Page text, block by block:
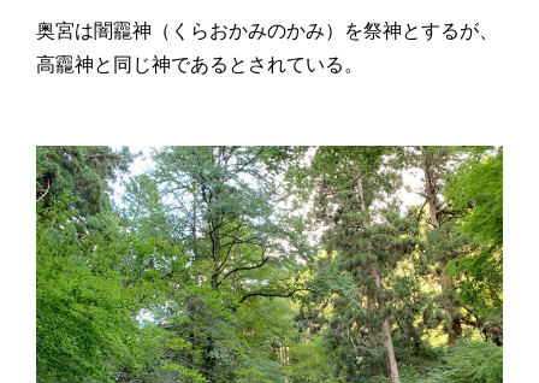
奥宮は闇龗神（くらおかみのかみ）を祭神とするが、
高龗神と同じ神であるとされている。